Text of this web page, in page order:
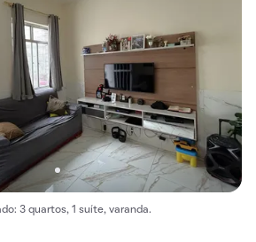
3 quartos, 1 suíte, varanda.